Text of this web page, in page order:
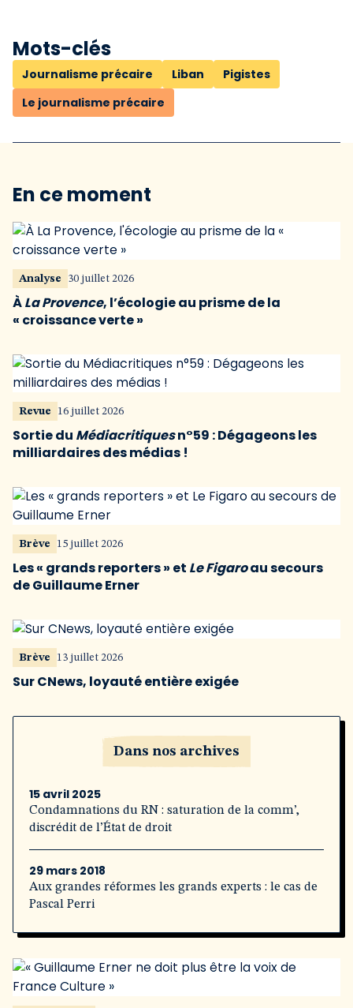
Mots-clés
Journalisme précaire Liban
Pigistes
Le journalisme précaire
En ce moment
Analyse 30 juillet 2026
ÀLa Provence, l’écologie au prisme de la
« croissance verte »
Revue 16 juillet 2026
Sortie du Médiacritiquesn°59 : Dégageons les
milliardaires des médias !
Brève 15 juillet 2026
Les « grands reporters » et Le Figaroau secours
de Guillaume Erner
Brève 13 juillet 2026
Sur CNews, loyauté entière exigée
Dans nos archives
15 avril 2025
Condamnations du RN : saturation de la comm’,
discrédit de l’État de droit
29 mars 2018
Aux grandes réformes les grands experts : le cas de
Pascal Perri